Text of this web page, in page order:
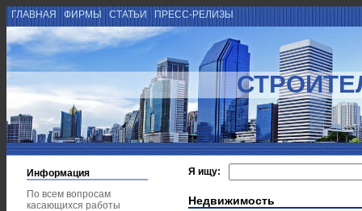
ГЛАВНАЯ ФИРМЫ СТАТЬИ ПРЕСС-РЕЛИЗЫ
Информация
По всем вопросам
касающихся работы
Я ищу:
Недвижимость